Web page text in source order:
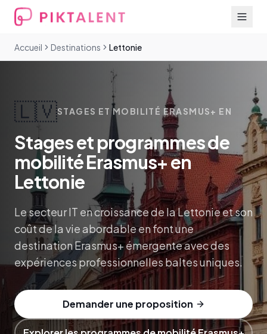
Accueil Destinations Lettonie
🇱🇻STAGES ET MOBILITÉ ERASMUS+ EN
Stages et programmes de
mobilité Erasmus+ en
Lettonie
Le secteur IT en croissance de la Lettonie et son
coût de la vie abordable en font une
destination Erasmus+ émergente avec des
expériences professionnelles baltes uniques.
Demander une proposition